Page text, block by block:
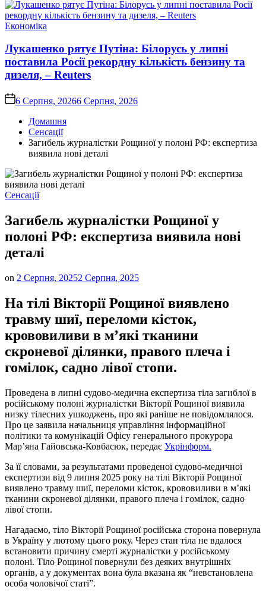
Опублікувати
Економіка
Лукашенко рятує Путіна: Білорусь у липні
поставила Росії рекордну кількість бензину та
дизеля, – Reuters
on6 Серпня, 20266 Серпня, 2026
Домашня
Сенсації
Загибель журналістки Рощиної у полоні РФ: експертиза
виявила нові деталі
Опублікувати
Сенсації
Загибель журналістки Рощиної у
полоні РФ: експертиза виявила нові
деталі
on 2 Серпня, 20252 Серпня, 2025
На тілі Вікторії Рощиної виявлено
травму шиї, переломи кісток,
крововиливи в м’які тканини
скроневої ділянки, правого плеча і
гомілок, садно лівої стопи.
Проведена в липні судово-медична експертиза тіла загиблої в
російському полоні журналістки Вікторії Рощиної виявила
низку тілесних ушкоджень, про які раніше не повідомлялося.
Про це заявила начальниця управління інформаційної
політики та комунікацій Офісу генерального прокурора
Мар’яна Гайовська-Ковбасюк, передає Укрінформ.
За її словами, за результатами проведеної судово-медичної
експертизи від 9 липня 2025 року на тілі Вікторії Рощиної
виявлено травму шиї, переломи кісток, крововиливи в м’які
тканини скроневої ділянки, правого плеча і гомілок, садно
лівої стопи.
Нагадаємо, тіло Вікторії Рощиної російська сторона повернула
в Україну у лютому цього року. Через стан тіла не вдалося
встановити причину смерті журналістки у російському
полоні. Тіло Рощиної повернули без деяких внутрішніх
органів, а у документах вона була вказана як “невстановлена
особа чоловічої статі”.